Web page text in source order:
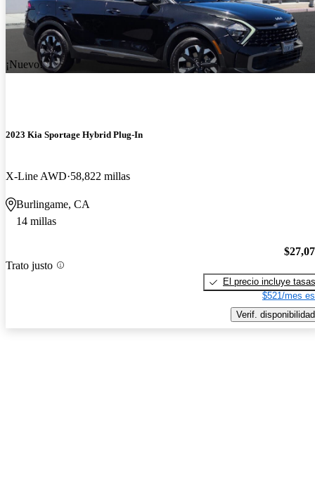
¡Nuevo!
2023 Kia Sportage Hybrid Plug-In
X-Line AWD 58,822 millas
Burlingame, CA
14 millas
Trato justo
El precio incluye tasas
$521/mes
Verif. disponibilidad